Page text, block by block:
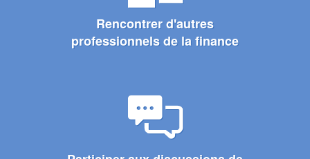
Rencontrer d'autres
professionnels de la finance